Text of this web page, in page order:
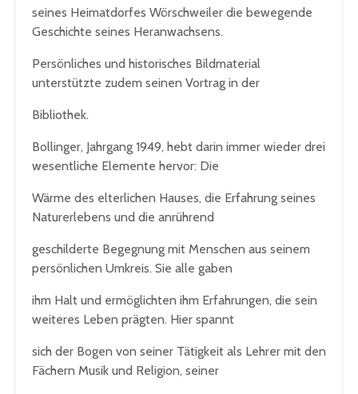
seines Heimatdorfes Wörschweiler die bewegende
Geschichte seines Heranwachsens.
Persönliches und historisches Bildmaterial
unterstützte zudem seinen Vortrag in der
Bibliothek.
Bollinger, Jahrgang 1949, hebt darin immer wieder drei
wesentliche Elemente hervor: Die
Wärme des elterlichen Hauses, die Erfahrung seines
Naturerlebens und die anrührend
geschilderte Begegnung mit Menschen aus seinem
persönlichen Umkreis. Sie alle gaben
ihm Halt und ermöglichten ihm Erfahrungen, die sein
weiteres Leben prägten. Hier spannt
sich der Bogen von seiner Tätigkeit als Lehrer mit den
Fächern Musik und Religion, seiner